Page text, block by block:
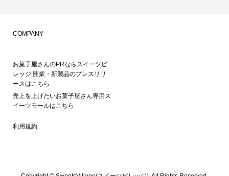
COMPANY
お菓子屋さんのPRならスイーツビ
レッジ|開業・新製品のプレスリリ
ースはこちら
売上を上げたいお菓子屋さん専用ス
イーツモールはこちら
利用規約